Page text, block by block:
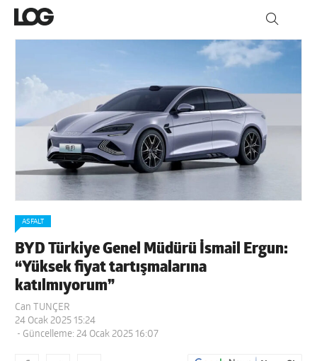
ASFALT
BYD Türkiye Genel Müdürü İsmail Ergun:
“Yüksek fiyat tartışmalarına
katılmıyorum”
Can TUNÇER
24 Ocak 2025 15:24
- Güncelleme: 24 Ocak 2025 16:07